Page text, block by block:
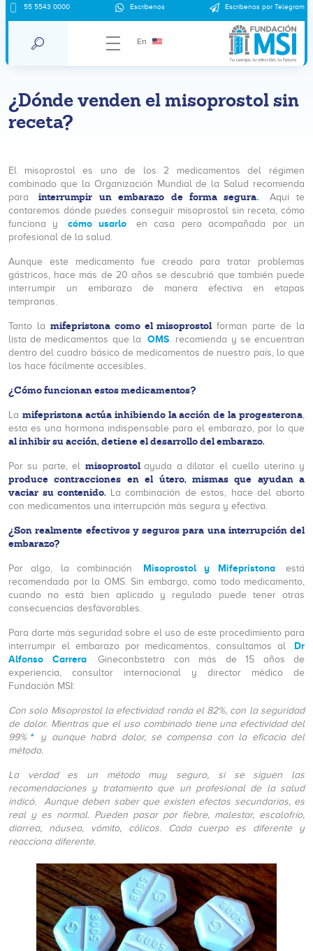
55 5543 0000 Escríbenos Escríbenos por Telegram
En
¿Dónde venden el misoprostol sin
receta?
El misoprostol es uno de los 2 medicamentos del régimen
combinado que la Organización Mundial de la Salud recomienda
para
interrumpir un embarazo de forma segura.
Aquí te
contaremos dónde puedes conseguir misoprostol sin receta, cómo
funciona y
cómo usarlo
en casa pero acompañada por un
profesional de la salud.
Aunque este medicamento fue creado para tratar problemas
gástricos, hace más de 20 años se descubrió que también puede
interrumpir un embarazo de manera efectiva en etapas
tempranas.
Tanto la mifepristona como el misoprostol forman parte de la
lista de medicamentos que la
OMS
recomienda y se encuentran
dentro del cuadro básico de medicamentos de nuestro país, lo que
los hace fácilmente accesibles.
¿Cómo funcionan estos medicamentos?
La mifepristona actúa inhibiendo la acción de la progesterona,
esta es una hormona indispensable para el embarazo, por lo que
al inhibir su acción, detiene el desarrollo del embarazo.
Por su parte, el misoprostolayuda a dilatar el cuello uterino y
produce contracciones en el útero, mismas que ayudan a
vaciar su contenido. La combinación de estos, hace del aborto
con medicamentos una interrupción más segura y efectiva.
¿Son realmente efectivos y seguros para una interrupción del
embarazo?
Por algo, la combinación Misoprostol y Mifepristona
está
recomendada por la OMS. Sin embargo, como todo medicamento,
cuando no está bien aplicado y regulado puede tener otras
consecuencias desfavorables.
Para darte más seguridad sobre el uso de este procedimiento para
interrumpir el embarazo por medicamentos, consultamos al
Dr
Alfonso Carrera
Gineconbstetra con más de 15 años de
experiencia, consultor internacional y director médico de
Fundación MSI:
Con solo Misoprostol la efectividad ronda el 82%, con la seguridad
de dolor. Mientras que el uso combinado tiene una efectividad del
99% *
y aunque habrá dolor, se compensa con la eficacia del
método.
La verdad es un método muy seguro, si se siguen las
recomendaciones y tratamiento que un profesional de la salud
indicó. Aunque deben saber que existen efectos secundarios, es
real y es normal. Pueden pasar por fiebre, malestar, escalofrío,
diarrea, náusea, vómito, cólicos. Cada cuerpo es diferente y
reacciona diferente.